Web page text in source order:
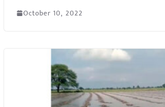
October 10, 2022